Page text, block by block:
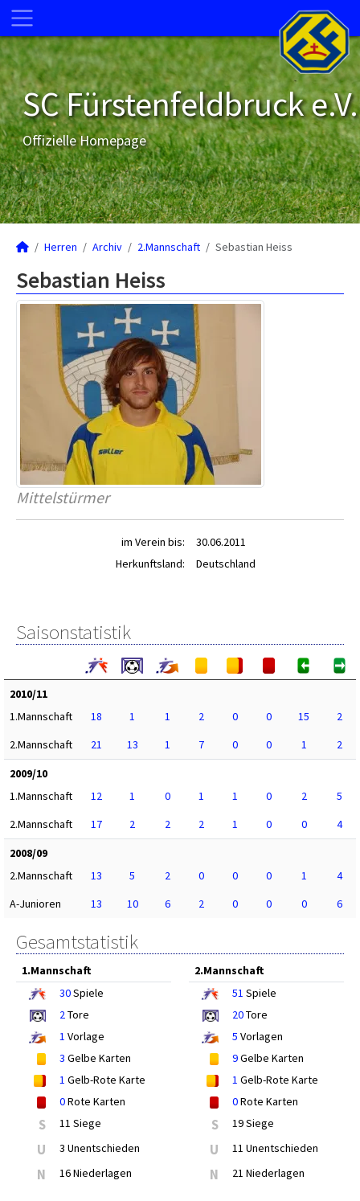
SC Fürstenfeldbruck e.V.
Offizielle Homepage
Herren Archiv 2.Mannschaft Sebastian Heiss
Sebastian Heiss
Mittelstürmer
im Verein bis:
30.06.2011
Herkunftsland:
Deutschland
Saisonstatistik
2010/11
1.Mannschaft
18 1 1 2 0 0 15
2
2.Mannschaft
21 13 1 7 0 0 1
2
2009/10
1.Mannschaft
12 1 0 1 1 0 2
5
2.Mannschaft
17 2 2 2 1 0 0
4
2008/09
2.Mannschaft
13 5 2 0 0 0 1
4
A-Junioren
13 10 6 2 0 0 0 6
Gesamtstatistik
1.Mannschaft
30Spiele
2Tore
1 Vorlage
3 Gelbe Karten
1 Gelb-Rote Karte
0Rote Karten
S 11 Siege
U 3 Unentschieden
N 16 Niederlagen
2.Mannschaft
51 Spiele
20Tore
5 Vorlagen
9Gelbe Karten
1 Gelb-Rote Karte
0Rote Karten
S 19 Siege
U 11 Unentschieden
N 21 Niederlagen